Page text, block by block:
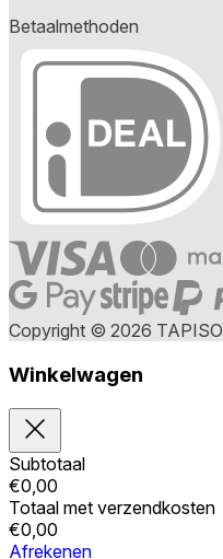
Betaalmethoden
Copyright © 2026 TAPISO
Winkelwagen
Subtotaal
€0,00
Totaal met verzendkosten
€0,00
Afrekenen